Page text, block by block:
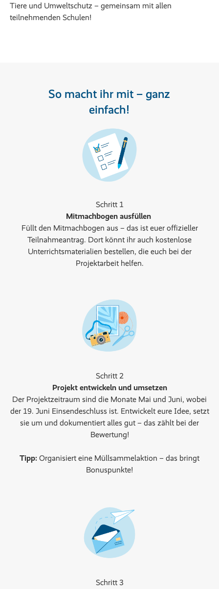
Tiere und Umweltschutz – gemeinsam mit allen
teilnehmenden Schulen!
So macht ihr mit – ganz
einfach!
Schritt 1
Mitmachbogen ausfüllen
Füllt den Mitmachbogen aus – das ist euer offizieller
Teilnahmeantrag. Dort könnt ihr auch kostenlose
Unterrichtsmaterialien bestellen, die euch bei der
Projektarbeit helfen.
Schritt 2
Projekt entwickeln und umsetzen
Der Projektzeitraum sind die Monate Mai und Juni, wobei
der 19. Juni Einsendeschluss ist. Entwickelt eure Idee, setzt
sie um und dokumentiert alles gut – das zählt bei der
Bewertung!
Tipp: Organisiert eine Müllsammelaktion – das bringt
Bonuspunkte!
Schritt 3